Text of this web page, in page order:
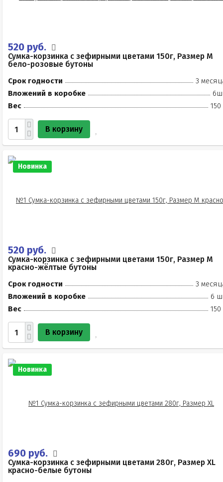
520 руб.
Сумка-корзинка с зефирными цветами 150г, Размер М
бело-розовые бутоны
Срок годности
3
Вложений в коробке
Вес
150
В корзину
Новинка
520 руб.
Сумка-корзинка с зефирными цветами 150г, Размер М
красно-жёлтые бутоны
Срок годности
3
Вложений в коробке
6
Вес
150
В корзину
Новинка
690 руб.
Сумка-корзинка с зефирными цветами 280г, Размер XL
красно-белые бутоны